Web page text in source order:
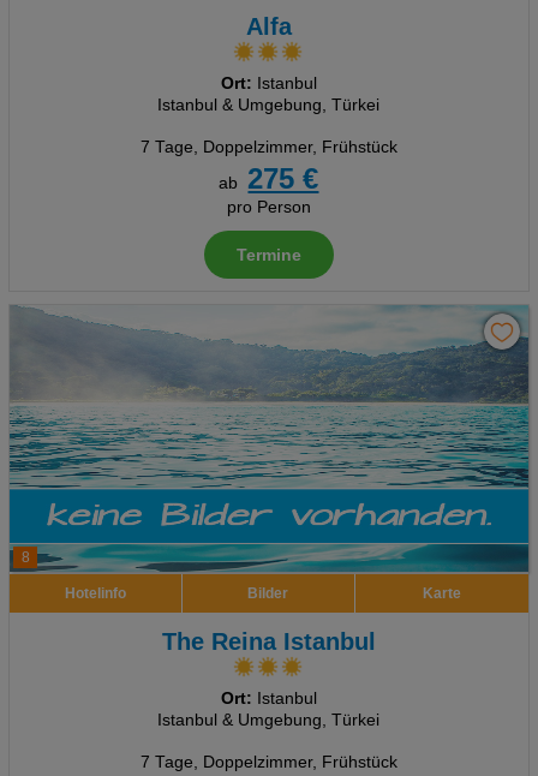
Alfa
Ort: Istanbul
Istanbul & Umgebung, Türkei
7 Tage, Doppelzimmer, Frühstück
ab
275 €
pro Person
Termine
8
Hotelinfo Bilder Karte
The Reina Istanbul
Ort: Istanbul
Istanbul & Umgebung, Türkei
7 Tage, Doppelzimmer, Frühstück